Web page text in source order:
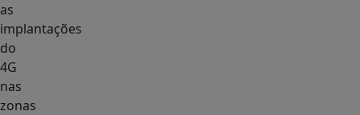
as
implantações
do
4G
nas
zonas